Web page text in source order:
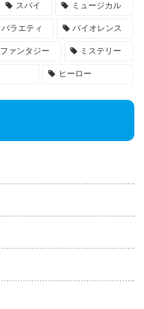
スパイ ミュージカル
バラエティ バイオレンス
ファンタジー ミステリー
ヒーロー